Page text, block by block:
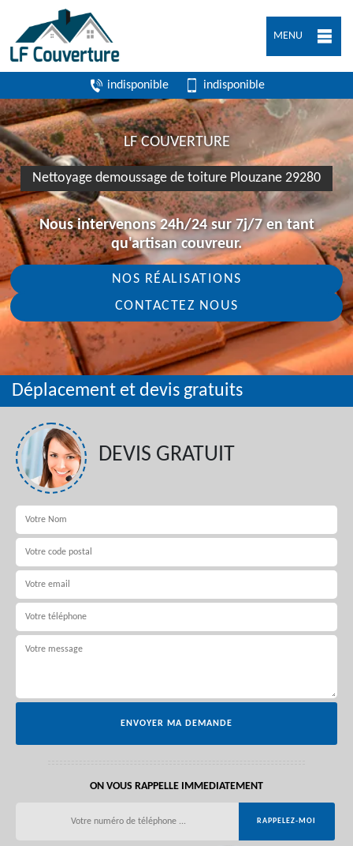
MENU
indisponible indisponible
LF COUVERTURE
Nettoyage demoussage de toiture Plouzane 29280
Nous intervenons 24h/24 sur 7j/7 en tant
qu'artisan couvreur.
NOS RÉALISATIONS
CONTACTEZ NOUS
Déplacement et devis gratuits
DEVIS GRATUIT
ON VOUS RAPPELLE IMMEDIATEMENT